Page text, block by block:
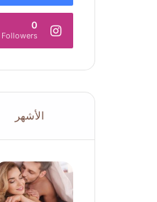
0
Followers
الأشهر